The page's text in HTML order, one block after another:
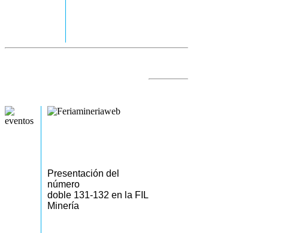
Presentación del
número
doble 131-132 en la FIL
Minería